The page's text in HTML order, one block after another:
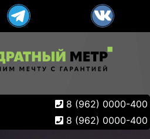
8 (962) 0000-400
8 (962) 0000-400